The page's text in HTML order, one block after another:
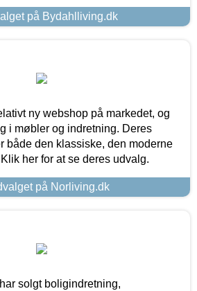
på Bydahlliving.dk
ny webshop på markedet, og
i møbler og indretning. Deres
både den klassiske, den moderne
her for at se deres udvalg.
på Norliving.dk
solgt boligindretning,